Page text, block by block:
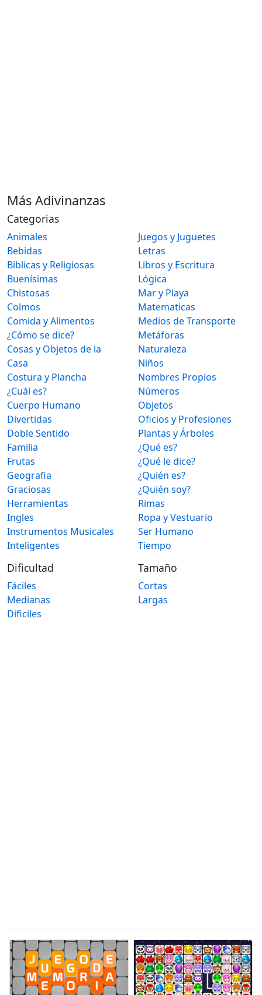
Más Adivinanzas
Categorias
Animales
Bebidas
Bíblicas y Religiosas
Buenísimas
Chistosas
Colmos
Comida y Alimentos
¿Cómo se dice?
Cosas y Objetos de la
Casa
Costura y Plancha
¿Cuál es?
Cuerpo Humano
Divertidas
Doble Sentido
Familia
Frutas
Geografia
Graciosas
Herramientas
Ingles
Instrumentos Musicales
Inteligentes
Juegos y Juguetes
Letras
Libros y Escritura
Lógica
Mar y Playa
Matematicas
Medios de Transporte
Metáforas
Naturaleza
Niños
Nombres Propios
Números
Objetos
Oficios y Profesiones
Plantas y Árboles
¿Qué es?
¿Qué le dice?
¿Quién es?
¿Quién soy?
Rimas
Ropa y Vestuario
Ser Humano
Tiempo
Dificultad
Fáciles
Medianas
Dificiles
Tamaño
Cortas
Largas